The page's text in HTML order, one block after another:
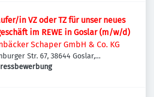
in VZ oder TZ für unser neues
Fachgeschäft im REWE in Goslar (m/w/d)
Schaper GmbH & Co. KG
Str. 67, 38644 Goslar,